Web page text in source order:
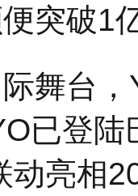
突破1
舞台
已登
动亮相